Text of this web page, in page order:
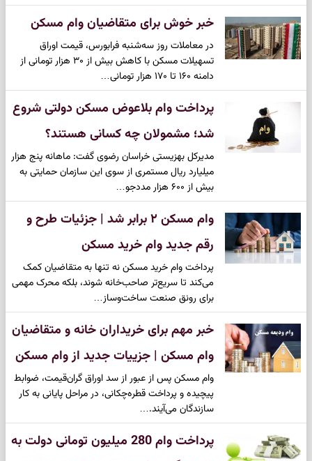
خبر خوش برای متقاضیان وام مسکن
در معاملات روز سه‌شنبه فرابورس، قیمت اوراق
تسهیلات مسکن با کاهش بیش از ۳۰ هزار تومانی از
دامنه ۱۶۰ تا ۱۷۰ هزار تومانی…
پرداخت وام بلاعوض مسکن دولتی شروع
شد؛ مشمولان چه کسانی هستند؟
مدیرکل بهزیستی خراسان رضوی گفت: ماهانه پنج هزار
میلیارد ریال مستمری از سوی این سازمان حمایتی به
بیش از ۶۰۰ هزار مددجو…
وام مسکن ۲ برابر شد | جزئیات طرح و
رقم جدید وام خرید مسکن
پرداخت وام خرید مسکن نه تنها به متقاضیان کمک
می‌کند تا سریع‌تر صاحب‌خانه شوند، بلکه محرک مهمی
برای رونق صنعت ساخت‌وساز…
خبر مهم برای خریداران خانه و متقاضیان
وام مسکن | جزییات جدید از وام مسکن
وام مسکن پس از عبور از سد اوراق گران‌قیمت، ضوابط
پیچیده و پرداخت قطره‌چکانی، در مراحل پایانی به کار
سازندگان می‌آیند.…
پرداخت وام 280 میلیون تومانی دولت به